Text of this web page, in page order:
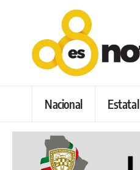
Nacional Estatal